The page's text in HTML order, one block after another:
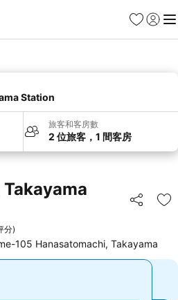
我的最愛
登入 選
Station
旅客和客房數
2 位旅客，1 間客房
分享 加
分)
105 Hanasatomachi, Takayama